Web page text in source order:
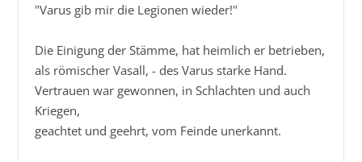
"Varus gib mir die Legionen wieder!"
Die Einigung der Stämme, hat heimlich er betrieben,
als römischer Vasall, - des Varus starke Hand.
Vertrauen war gewonnen, in Schlachten und auch
Kriegen,
geachtet und geehrt, vom Feinde unerkannt.